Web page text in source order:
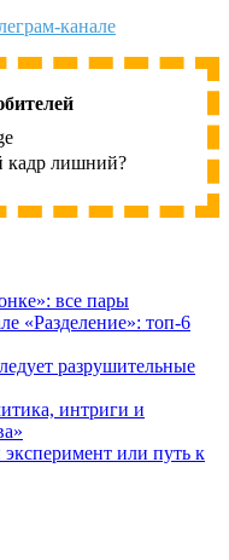
канале
кадр лишний?
все пары
«Разделение»: топ-6
разрушительные
интриги и
или путь к